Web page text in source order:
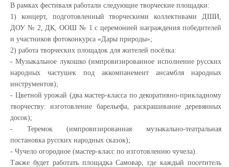
В рамках фестиваля работали следующие творческие площадки:
1) концерт, подготовленный творческими коллективами ДШИ,
ДОУ № 2, ДК, ООШ № 1 с церемонией награждения победителей
и участников фотоконкурса «Дары природы»;
2) работа творческих площадок для жителей посёлка:
- Музыкальное лукошко (импровизированное исполнение русских
народных частушек под аккомпанемент ансамбля народных
инструментов);
- Цветной урожай (два мастер-класса по декоративно-прикладному
творчеству: изготовление барельефа, раскрашивание деревянных
досок);
- Теремок (импровизированная музыкально-театральная
постановка русских народных сказок);
- Чучело огородное (мастер-класс по изготовлению чучела).
Также будет работать площадка Самовар, где каждый посетитель